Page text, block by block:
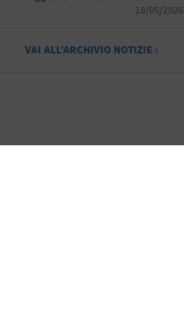
18/05/2026
VAI ALL’ARCHIVIO NOTIZIE ›